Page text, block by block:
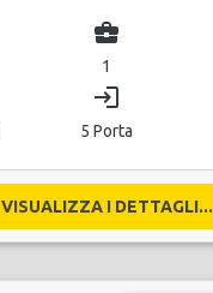
business_center
1
login
5 Porta
VISUALIZZA I DETTAGLI...